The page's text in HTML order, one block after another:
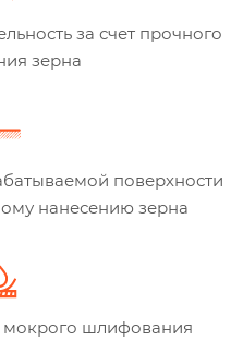
за счет прочного
зерна
поверхности
нанесению зерна
мокрого шлифования